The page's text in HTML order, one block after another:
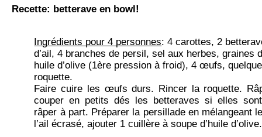
Recette: betterave en bowl!
Ingrédients pour 4 personnes: 4 carottes, 2
d’ail, 4 branches de persil, sel aux herbes, graines
huile d’olive (1ère pression à froid), 4 œufs,
roquette.
Faire cuire les œufs durs. Rincer la roquette.
couper en petits dés les betteraves si elles
râper à part. Préparer la persillade en mélangeant
l’ail écrasé, ajouter 1 cuillère à soupe d’huile d’olive.